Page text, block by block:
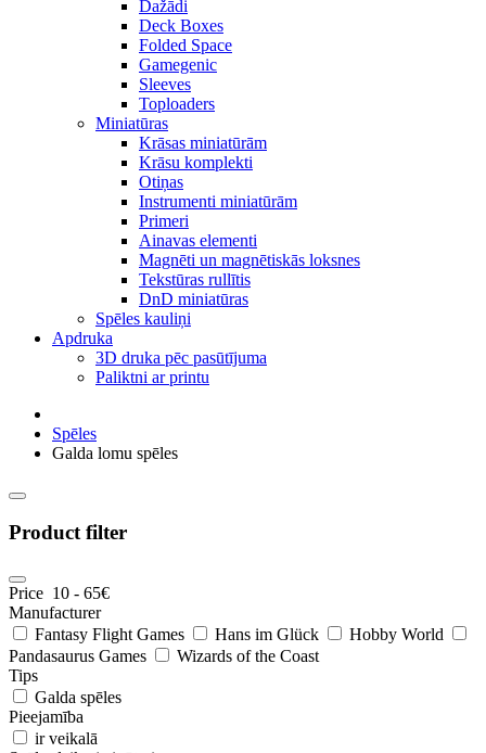
Dažādi
Deck Boxes
Folded Space
Gamegenic
Sleeves
Toploaders
Miniatūras
Krāsas miniatūrām
Krāsu komplekti
Otiņas
Instrumenti miniatūrām
Primeri
Ainavas elementi
Magnēti un magnētiskās loksnes
Tekstūras rullītis
DnD miniatūras
Spēles kauliņi
Apdruka
3D druka pēc pasūtījuma
Paliktni ar printu
Spēles
Galda lomu spēles
Product filter
Price 10 - 65€
Manufacturer
Fantasy Flight Games
Hans im Glück
Hobby World
Pandasaurus Games
Wizards of the Coast
Tips
Galda spēles
Pieejamība
ir veikalā